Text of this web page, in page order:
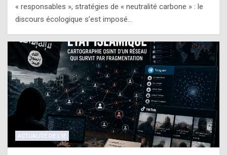
« responsables », stratégies de « neutralité carbone » : le
discours écologique s’est imposé…
ACTUALITÉ DE L'IE